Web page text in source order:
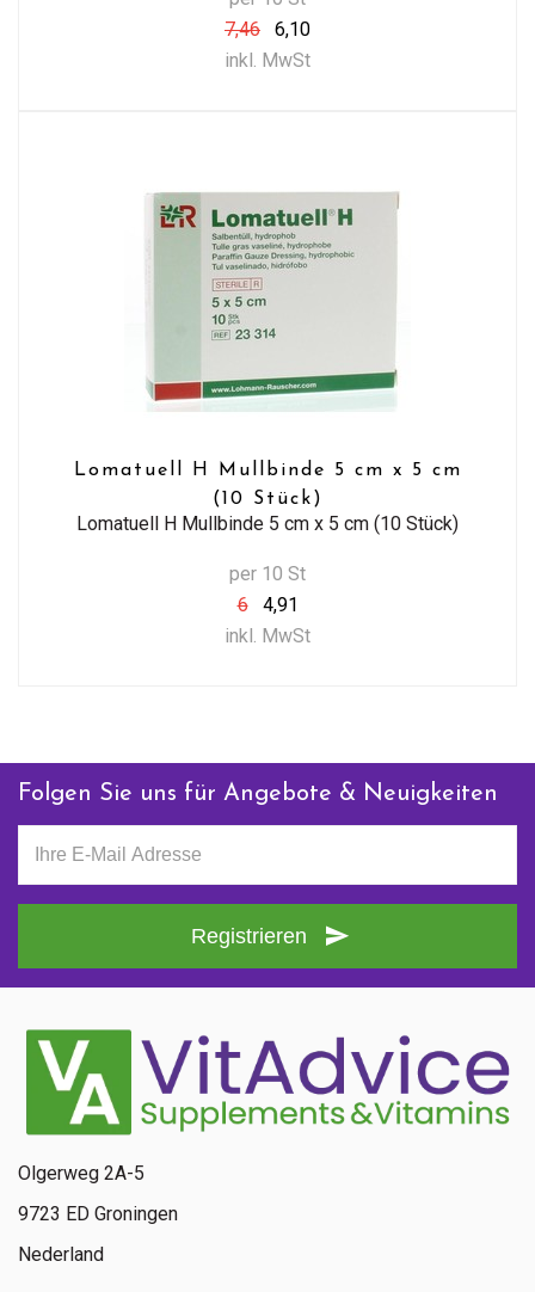
7,46
6,10
inkl. MwSt
Lomatuell H Mullbinde 5 cm x 5 cm
(10 Stück)
Lomatuell H Mullbinde 5 cm x 5 cm (10 Stück)
per 10 St
6
4,91
inkl. MwSt
Folgen Sie uns für Angebote & Neuigkeiten
Registrieren
Olgerweg 2A-5
9723 ED Groningen
Nederland